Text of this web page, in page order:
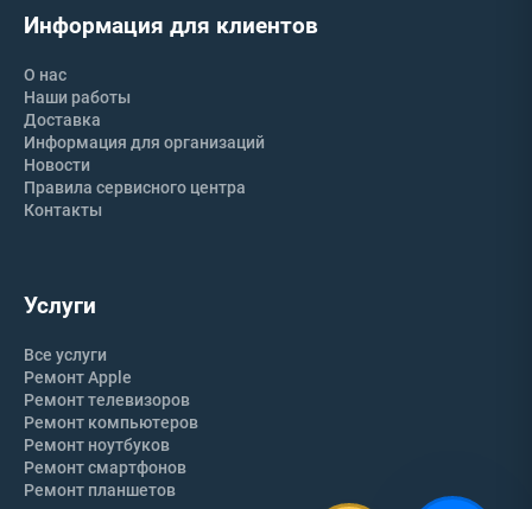
Услуги
Все услуги
Ремонт Apple
Ремонт телевизоров
Ремонт компьютеров
Ремонт ноутбуков
Ремонт смартфонов
Ремонт планшетов
Информация для клиентов
О нас
Наши работы
Доставка
Информация для организаций
Новости
Правила сервисного центра
Контакты